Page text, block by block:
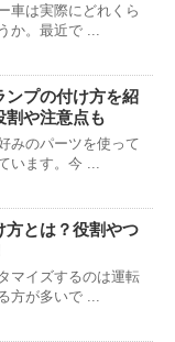
車は実際にどれくら
か。最近で ...
ンプの付け方を紹
割や注意点も
みのパーツを使って
います。今 ...
方とは？役割やつ
マイズするのは運転
方が多いで ...